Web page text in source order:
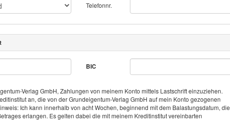
Telefonnr.
BIC
Verlag GmbH, Zahlungen von meinem Konto mittels Lastschrift einzuziehen.
an, die von der Grundeigentum-Verlag GmbH auf mein Konto gezogenen
Ich kann innerhalb von acht Wochen, beginnend mit dem Balastungsdatum, die
erlangen. Es gelten dabei die mit meinem Kreditinstitut vereinbarten